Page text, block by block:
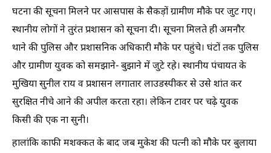
घटना की सूचना मिलने पर आसपास के सैकड़ों ग्रामीण मौके पर जुट गए।
स्थानीय लोगों ने तुरंत प्रशासन को सूचना दी। सूचना मिलते ही अमनौर
थाने की पुलिस और प्रशासनिक अधिकारी मौके पर पहुंचे। घंटों तक पुलिस
और ग्रामीण युवक को समझाने- बुझाने में जुटे रहे। स्थानीय पंचायत के
मुखिया सुनील राय व प्रशासन लगातार लाउडस्पीकर से उसे शांत कर
सुरक्षित नीचे आने की अपील करता रहा। लेकिन टावर पर चढ़े युवक
किसी की एक ना सुनी।
हालांकि काफी मशक्कत के बाद जब मुकेश की पत्नी को मौके पर बुलाया